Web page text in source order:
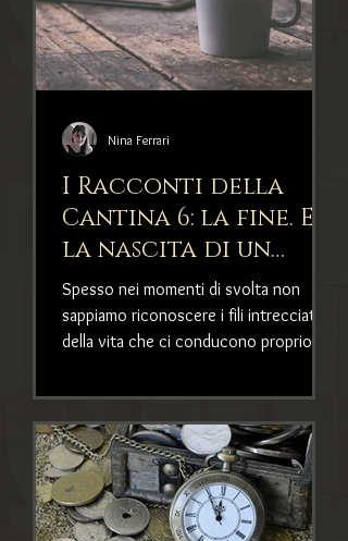
I Racconti della
Cantina 6: la fine. E
la nascita di un
biografo
Spesso nei momenti di svolta non
sappiamo riconoscere i fili intrecciati
della vita che ci conducono proprio lì.
Nina Ferrari